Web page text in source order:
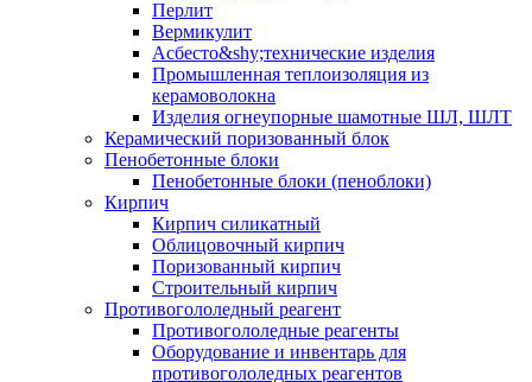
Перлит
Вермикулит
Асбесто&shy;технические изделия
Промышленная теплоизоляция из
керамоволокна
Изделия огнеупорные шамотные ШЛ, ШЛТ
Керамический поризованный блок
Пенобетонные блоки
Пенобетонные блоки (пеноблоки)
Кирпич
Кирпич силикатный
Облицовочный кирпич
Поризованный кирпич
Строительный кирпич
Противогололедный реагент
Противогололедные реагенты
Оборудование и инвентарь для
противогололедных реагентов